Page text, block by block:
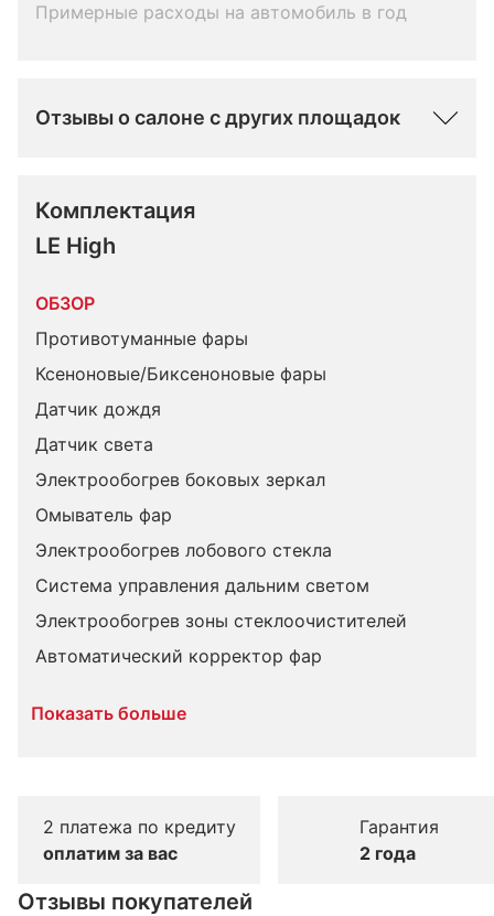
Примерные расходы на автомобиль в год
Отзывы о салоне с других площадок
Комплектация
LE High
ОБЗОР
Противотуманные фары
Ксеноновые/Биксеноновые фары
Датчик дождя
Датчик света
Электрообогрев боковых зеркал
Омыватель фар
Электрообогрев лобового стекла
Система управления дальним светом
Электрообогрев зоны стеклоочистителей
Автоматический корректор фар
Показать больше
2 платежа по кредиту
оплатим за вас
Гарантия
2 года
Отзывы покупателей